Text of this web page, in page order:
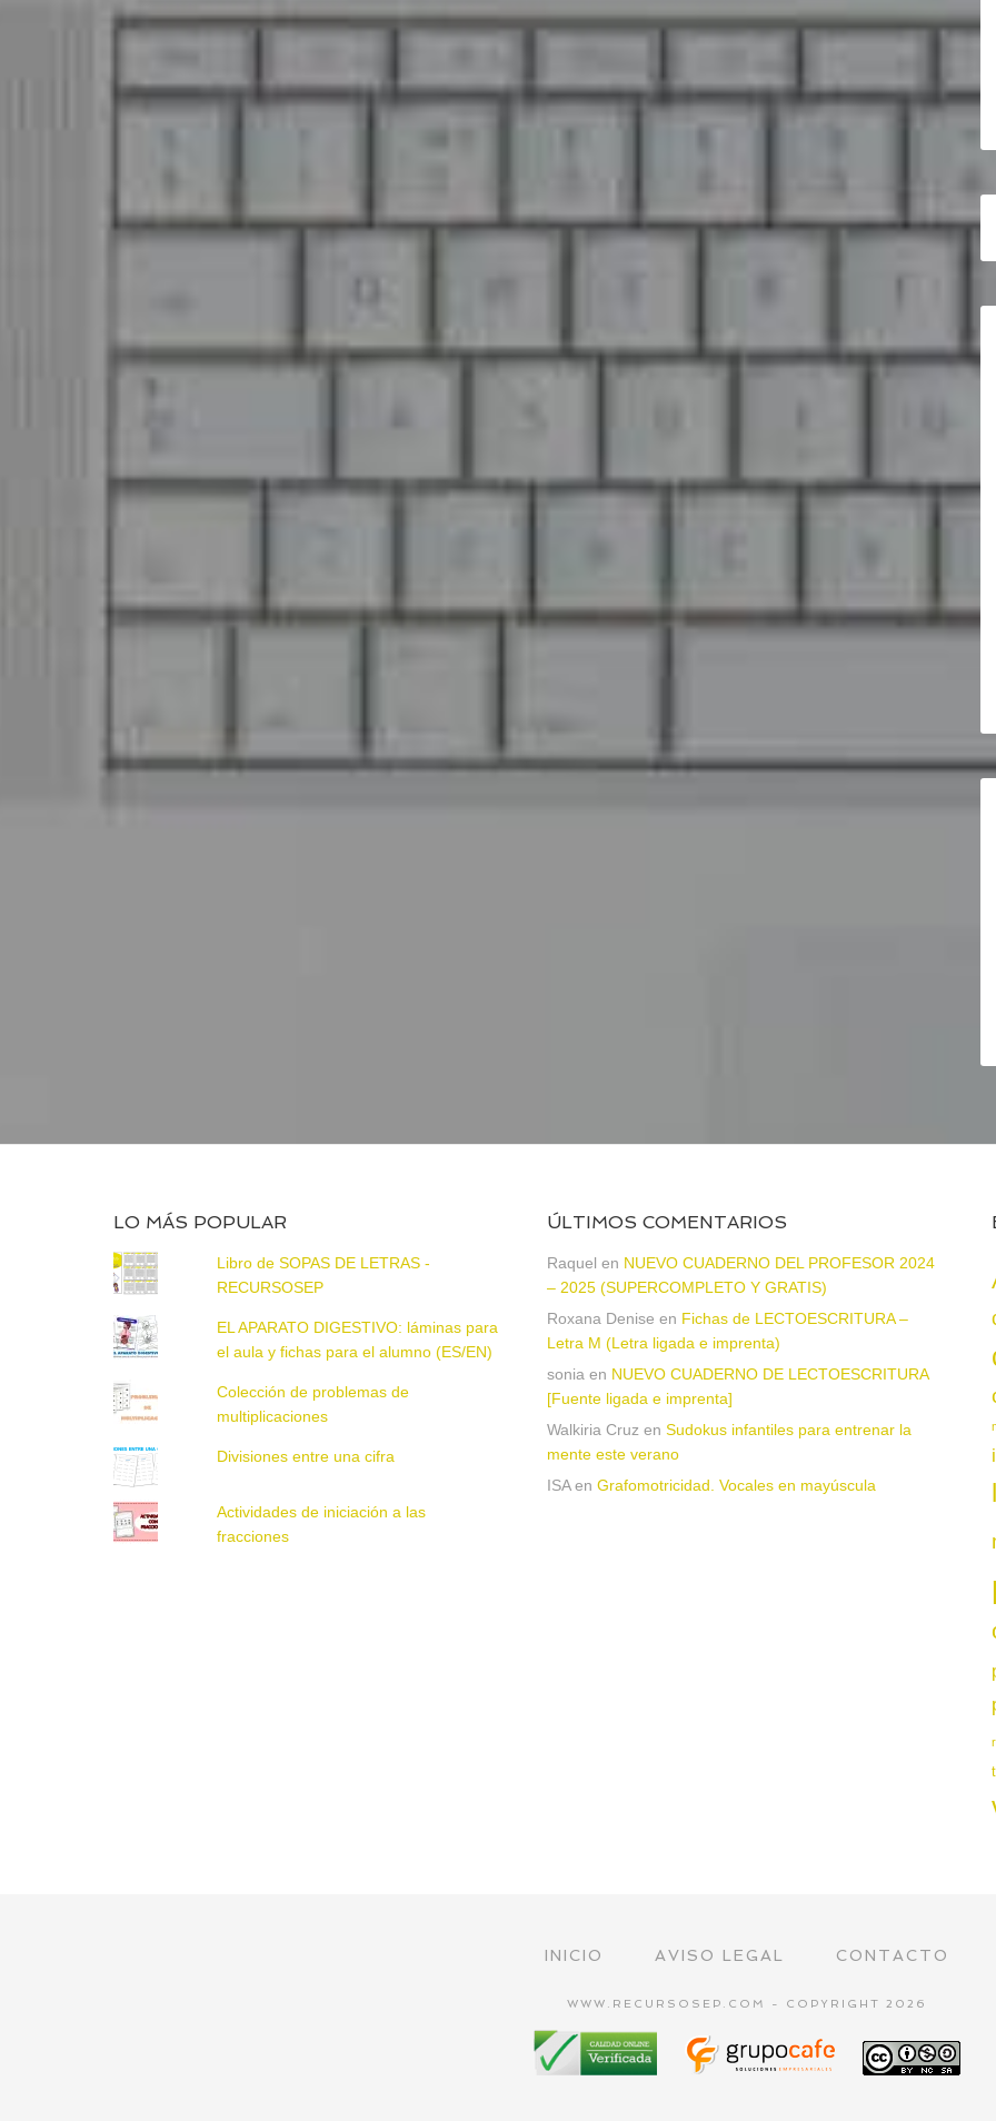
LO MÁS POPULAR
Libro de SOPAS DE LETRAS -
RECURSOSEP
EL APARATO DIGESTIVO: láminas para
el aula y fichas para el alumno (ES/EN)
Colección de problemas de
multiplicaciones
Divisiones entre una cifra
Actividades de iniciación a las
fracciones
ÚLTIMOS COMENTARIOS
Raquel en NUEVO CUADERNO DEL PROFESOR 2024
– 2025 (SUPERCOMPLETO Y GRATIS)
Roxana Denise en Fichas de LECTOESCRITURA –
Letra M (Letra ligada e imprenta)
sonia en NUEVO CUADERNO DE LECTOESCRITURA
[Fuente ligada e imprenta]
Walkiria Cruz en Sudokus infantiles para entrenar la
mente este verano
ISAen Grafomotricidad. Vocales en mayúscula
INICIO AVISO LEGAL CONTACTO
WWW.RECURSOSEP.COM - COPYRIGHT 2026